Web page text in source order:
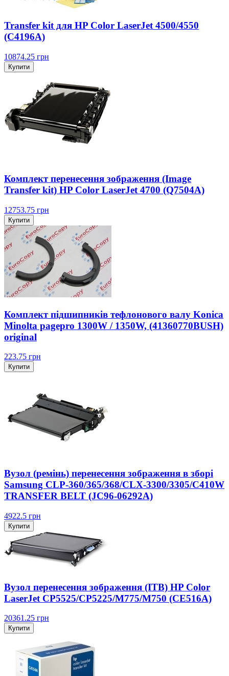
Transfer kit для HP Color LaserJet 4500/4550
(C4196A)
10874.25 грн
Купити
Комплект перенесення зображення (Image
Transfer kit) HP Color LaserJet 4700 (Q7504A)
12753.75 грн
Купити
Комплект підшипників тефлонового валу Konica
Minolta pagepro 1300W / 1350W, (41360770BUSH)
original
223.75 грн
Купити
Вузол (ремінь) перенесення зображення в зборі
Samsung CLP-360/365/368/CLX-3300/3305/C410W
TRANSFER BELT (JC96-06292A)
4922.5 грн
Купити
Вузол перенесення зображення (ITB) HP Color
LaserJet CP5525/CP5225/M775/M750 (CE516A)
20361.25 грн
Купити